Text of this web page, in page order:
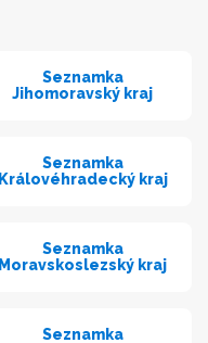
Seznamka
Jihomoravský kraj
Seznamka
Královéhradecký kraj
Seznamka
Moravskoslezský kraj
Seznamka